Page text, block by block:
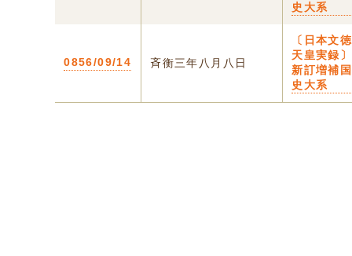
史大系
0856/09/14 斉衡三年八月八日
〔日本文徳
天皇実録
新訂増補国
史大系